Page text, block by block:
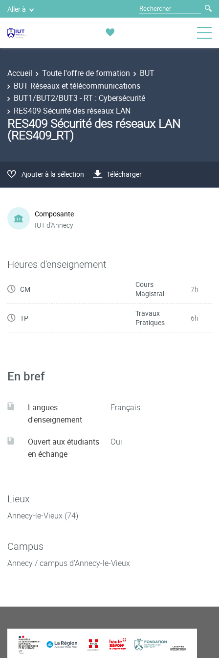
Aller à
Accueil Toute l'offre de formation
BUT
BUT Réseaux et télécommunications
BUT1/BUT2/BUT3 - RT : Cybersécurité
RES409 Sécurité des réseaux LAN
RES409 Sécurité des réseaux LAN
(RES409_RT)
Ajouter à la sélection Télécharger
Composante
IUT d'Annecy
Heures d'enseignement
CM
Cours
Magistral
7h
TP
Travaux
Pratiques
6h
En bref
Langues
d'enseignement
Français
Ouvert aux étudiants
en échange
Oui
Lieux
Annecy-le-Vieux (74)
Campus
Annecy / campus d'Annecy-le-Vieux